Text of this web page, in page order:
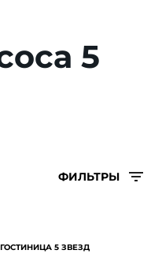
5
ФИЛЬТРЫ
ГОСТИНИЦА 5 ЗВЕЗД